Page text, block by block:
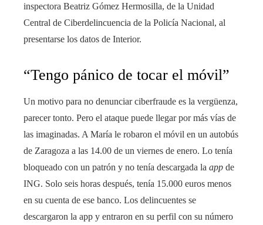
inspectora Beatriz Gómez Hermosilla, de la Unidad
Central de Ciberdelincuencia de la Policía Nacional, al
presentarse los datos de Interior.
“Tengo pánico de tocar el móvil”
Un motivo para no denunciar ciberfraude es la vergüenza,
parecer tonto. Pero el ataque puede llegar por más vías de
las imaginadas. A María le robaron el móvil en un autobús
de Zaragoza a las 14.00 de un viernes de enero. Lo tenía
bloqueado con un patrón y no tenía descargada la app de
ING. Solo seis horas después, tenía 15.000 euros menos
en su cuenta de ese banco. Los delincuentes se
descargaron la app y entraron en su perfil con su número